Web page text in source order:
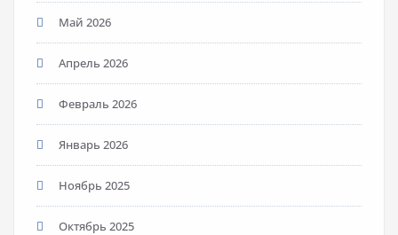
Май 2026
Апрель 2026
Февраль 2026
Январь 2026
Ноябрь 2025
Октябрь 2025